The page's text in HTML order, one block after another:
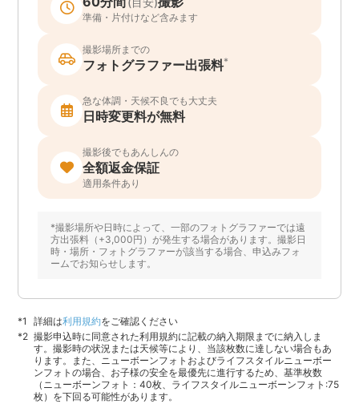
準備・片付けなど含みます
撮影場所までの
フォトグラファー出張料*
急な体調・天候不良でも大丈夫
日時変更料が無料
撮影後でもあんしんの
全額返金保証
適用条件あり
*撮影場所や日時によって、一部のフォトグラファーでは遠
方出張料（+3,000円）が発生する場合があります。撮影日
時・場所・フォトグラファーが該当する場合、申込みフォ
ームでお知らせします。
詳細は利用規約をご確認ください
撮影申込時に同意された利用規約に記載の納入期限までに納入しま
す。撮影時の状況または天候等により、当該枚数に達しない場合もあ
ります。また、ニューボーンフォトおよびライフスタイルニューボー
ンフォトの場合、お子様の安全を最優先に進行するため、基準枚数
（ニューボーンフォト：40枚、ライフスタイルニューボーンフォト:75
枚）を下回る可能性があります。